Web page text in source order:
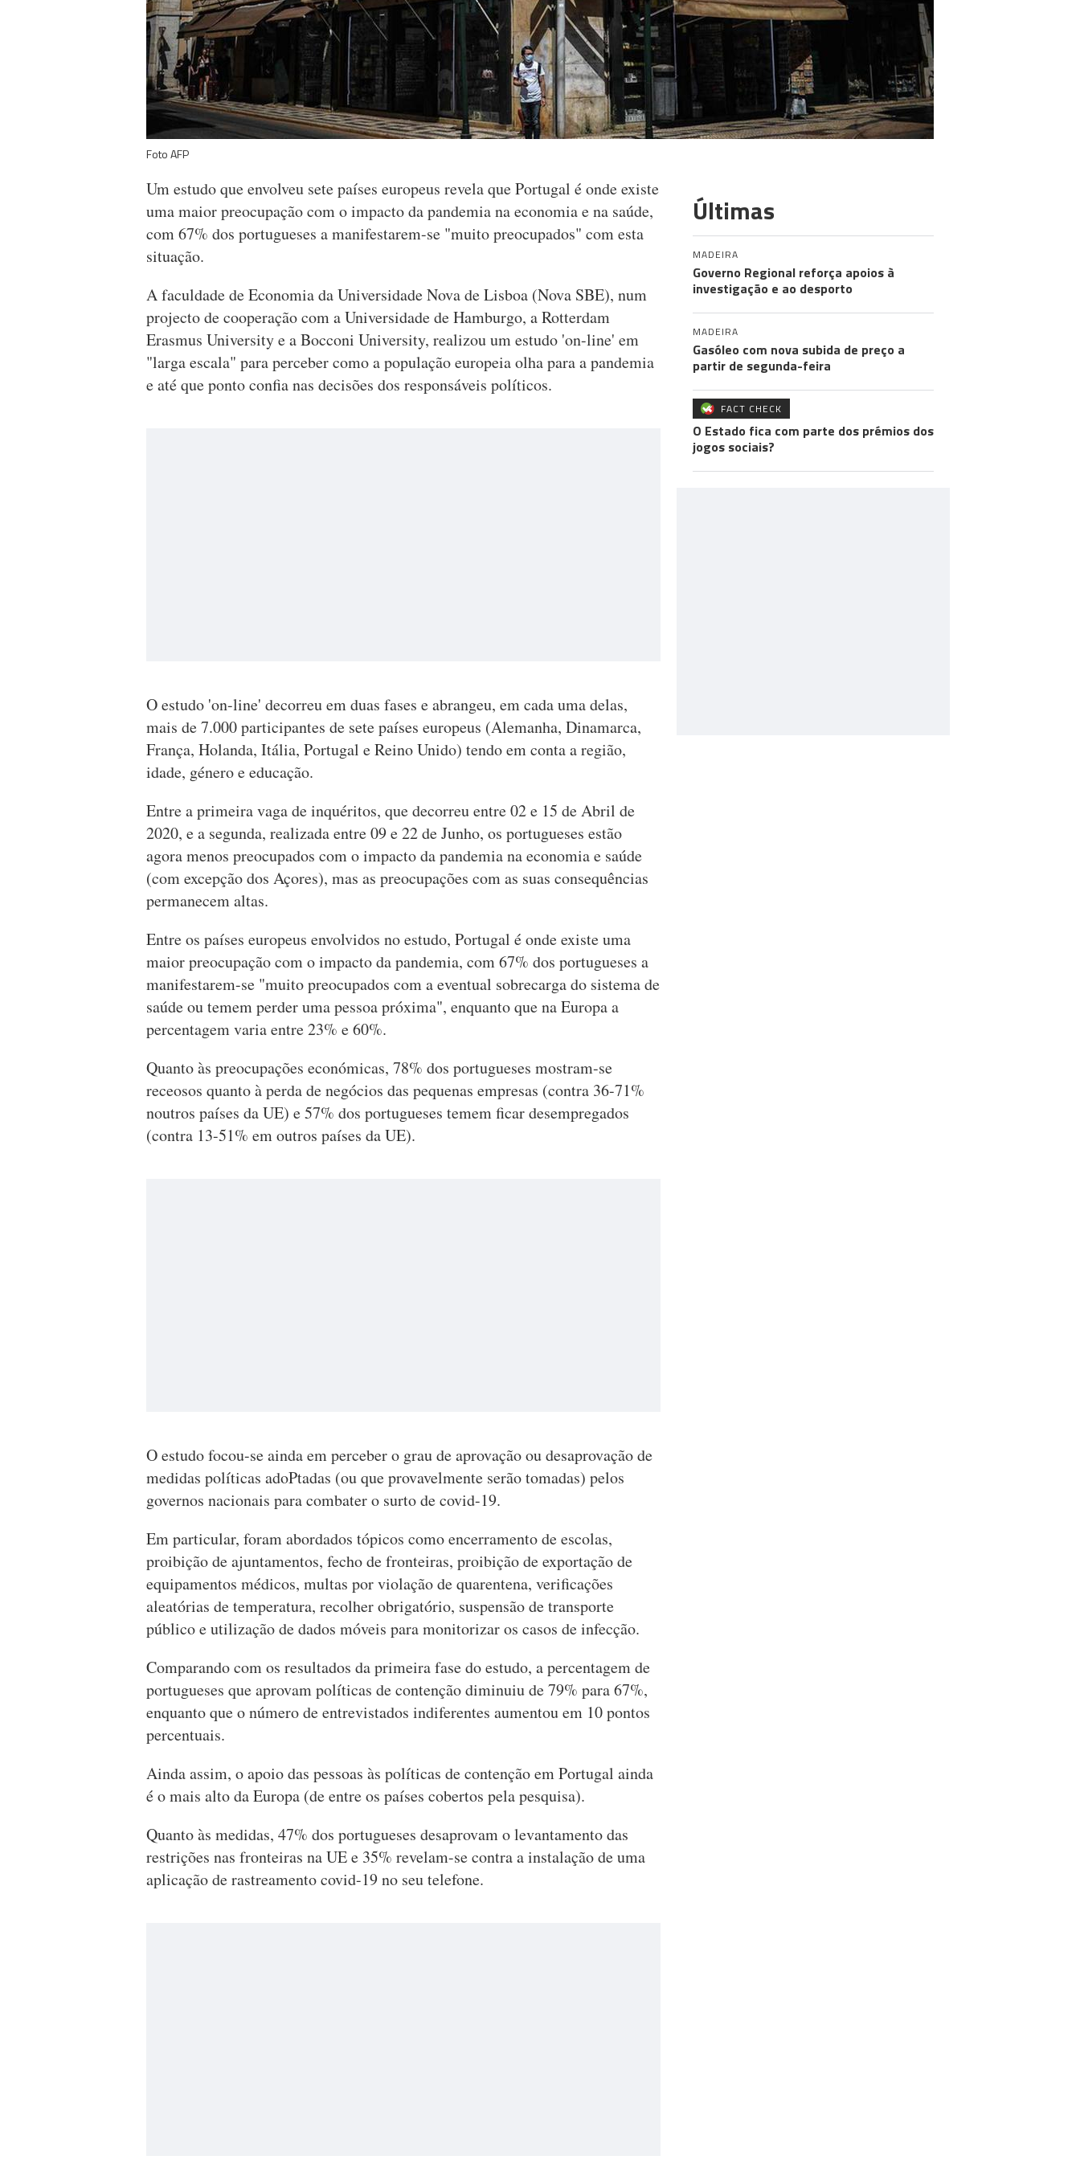
Foto AFP
Um estudo que envolveu sete países europeus revela que Portugal é onde existe
uma maior preocupação com o impacto da pandemia na economia e na saúde,
com 67% dos portugueses a manifestarem-se "muito preocupados" com esta
situação.
A faculdade de Economia da Universidade Nova de Lisboa (Nova SBE), num
projecto de cooperação com a Universidade de Hamburgo, a Rotterdam
Erasmus University e a Bocconi University, realizou um estudo 'on-line' em
"larga escala" para perceber como a população europeia olha para a pandemia
e até que ponto confia nas decisões dos responsáveis políticos.
O estudo 'on-line' decorreu em duas fases e abrangeu, em cada uma delas,
mais de 7.000 participantes de sete países europeus (Alemanha, Dinamarca,
França, Holanda, Itália, Portugal e Reino Unido) tendo em conta a região,
idade, género e educação.
Entre a primeira vaga de inquéritos, que decorreu entre 02 e 15 de Abril de
2020, e a segunda, realizada entre 09 e 22 de Junho, os portugueses estão
agora menos preocupados com o impacto da pandemia na economia e saúde
(com excepção dos Açores), mas as preocupações com as suas consequências
permanecem altas.
Entre os países europeus envolvidos no estudo, Portugal é onde existe uma
maior preocupação com o impacto da pandemia, com 67% dos portugueses a
manifestarem-se "muito preocupados com a eventual sobrecarga do sistema de
saúde ou temem perder uma pessoa próxima", enquanto que na Europa a
percentagem varia entre 23% e 60%.
Quanto às preocupações económicas, 78% dos portugueses mostram-se
receosos quanto à perda de negócios das pequenas empresas (contra 36-71%
noutros países da UE) e 57% dos portugueses temem ficar desempregados
(contra 13-51% em outros países da UE).
O estudo focou-se ainda em perceber o grau de aprovação ou desaprovação de
medidas políticas adoPtadas (ou que provavelmente serão tomadas) pelos
governos nacionais para combater o surto de covid-19.
Em particular, foram abordados tópicos como encerramento de escolas,
proibição de ajuntamentos, fecho de fronteiras, proibição de exportação de
equipamentos médicos, multas por violação de quarentena, verificações
aleatórias de temperatura, recolher obrigatório, suspensão de transporte
público e utilização de dados móveis para monitorizar os casos de infecção.
Comparando com os resultados da primeira fase do estudo, a percentagem de
portugueses que aprovam políticas de contenção diminuiu de 79% para 67%,
enquanto que o número de entrevistados indiferentes aumentou em 10 pontos
percentuais.
Ainda assim, o apoio das pessoas às políticas de contenção em Portugal ainda
é o mais alto da Europa (de entre os países cobertos pela pesquisa).
Quanto às medidas, 47% dos portugueses desaprovam o levantamento das
restrições nas fronteiras na UE e 35% revelam-se contra a instalação de uma
aplicação de rastreamento covid-19 no seu telefone.
Últimas
MADEIRA
Governo Regional reforça apoios à
investigação e ao desporto
MADEIRA
Gasóleo com nova subida de preço a
partir de segunda-feira
FACT CHECK
O Estado fica com parte dos prémios dos
jogos sociais?